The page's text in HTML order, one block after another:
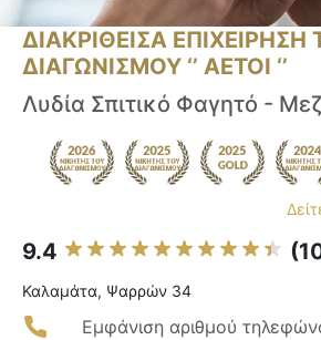
ΔΙΑΚΡΙΘΕΙΣΑ ΕΠΙΧΕΙΡΗΣΗ
ΔΙΑΓΩΝΙΣΜΟΥ ‘’ ΑΕΤΟΙ ‘’
Λυδία Σπιτικό Φαγητό -
9.4
Καλαμάτα, Ψαρρών 34
Εμφάνιση αριθμού